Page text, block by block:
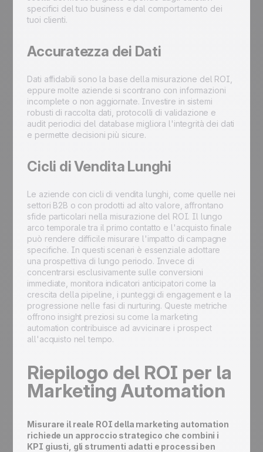
specifici del tuo business e dal comportamento dei
tuoi clienti.
Accuratezza dei Dati
Dati affidabili sono la base della misurazione del ROI,
eppure molte aziende si scontrano con informazioni
incomplete o non aggiornate. Investire in sistemi
robusti di raccolta dati, protocolli di validazione e
audit periodici del database migliora l'integrità dei dati
e permette decisioni più sicure.
Cicli di Vendita Lunghi
Le aziende con cicli di vendita lunghi, come quelle nei
settori B2B o con prodotti ad alto valore, affrontano
sfide particolari nella misurazione del ROI. Il lungo
arco temporale tra il primo contatto e l'acquisto finale
può rendere difficile misurare l'impatto di campagne
specifiche. In questi scenari è essenziale adottare
una prospettiva di lungo periodo. Invece di
concentrarsi esclusivamente sulle conversioni
immediate, monitora indicatori anticipatori come la
crescita della pipeline, i punteggi di engagement e la
progressione nelle fasi di nurturing. Queste metriche
offrono insight preziosi su come la marketing
automation contribuisce ad avvicinare i prospect
all'acquisto nel tempo.
Riepilogo del ROI per la
Marketing Automation
Misurare il reale ROI della marketing automation
richiede un approccio strategico che combini i
KPI giusti, gli strumenti adatti e processi ben